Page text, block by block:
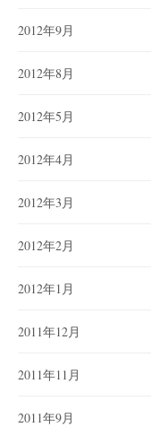
2012年9月
2012年8月
2012年5月
2012年4月
2012年3月
2012年2月
2012年1月
2011年12月
2011年11月
2011年9月